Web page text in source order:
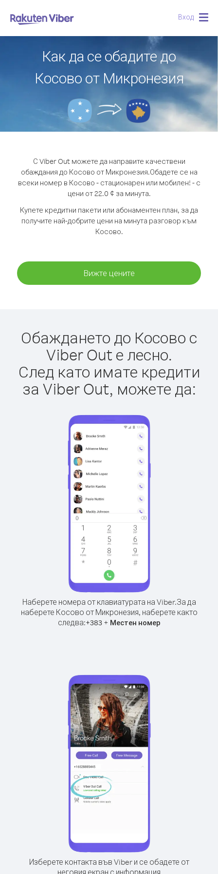
Вход
Как да се обадите до
Косово от Микронезия
С Viber Out можете да направите качествени
обаждания до Косово от Микронезия.Обадете се на
всеки номер в Косово - стационарен или мобилен! - с
цени от 22.0 ¢ за минута.
Купете кредитни пакети или абонаментен план, за да
получите най-добрите цени на минута разговор към
Косово.
Вижте цените
Обаждането до Косово с
Viber Out е лесно.
След като имате кредити
за Viber Out, можете да:
Наберете номера от клавиатурата на Viber.За да
наберете Косово от Микронезия, наберете както
следва:+383+ Местен номер
Изберете контакта във Viber и се обадете от
неговия екран с информация